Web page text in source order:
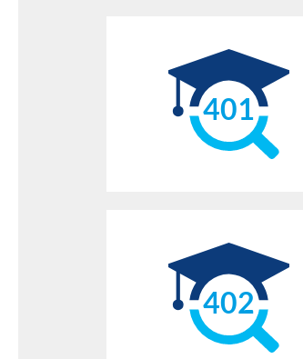
401
402